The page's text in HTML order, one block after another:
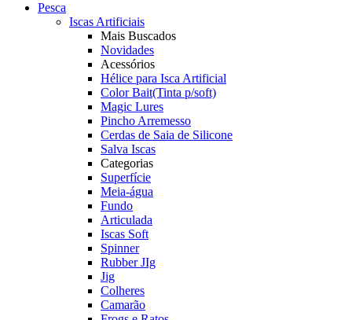
Pesca
Iscas Artificiais
Mais Buscados
Novidades
Acessórios
Hélice para Isca Artificial
Color Bait(Tinta p/soft)
Magic Lures
Pincho Arremesso
Cerdas de Saia de Silicone
Salva Iscas
Categorias
Superfície
Meia-água
Fundo
Articulada
Iscas Soft
Spinner
Rubber JIg
Jig
Colheres
Camarão